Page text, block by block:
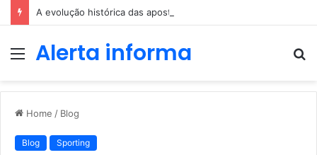
A evolução histórica das apostas ao longo dos séculos
MenuAlerta informa
Home / Blog
Blog Sporting